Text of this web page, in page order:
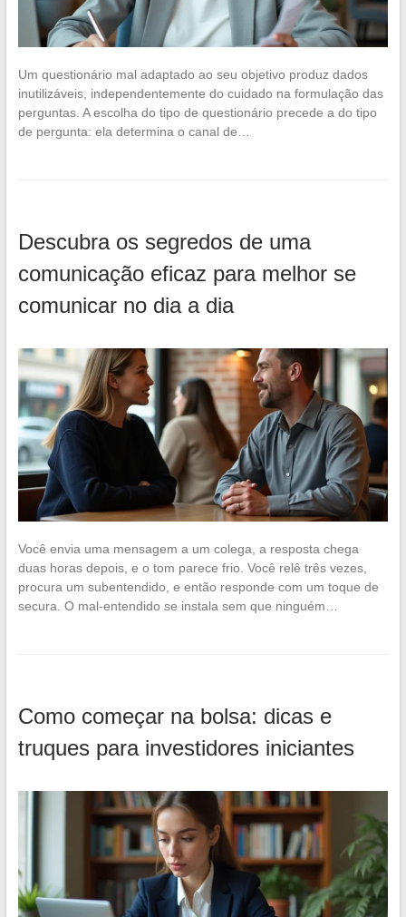
Um questionário mal adaptado ao seu objetivo produz dados
inutilizáveis, independentemente do cuidado na formulação das
perguntas. A escolha do tipo de questionário precede a do tipo
de pergunta: ela determina o canal de…
Descubra os segredos de uma
comunicação eficaz para melhor se
comunicar no dia a dia
Você envia uma mensagem a um colega, a resposta chega
duas horas depois, e o tom parece frio. Você relê três vezes,
procura um subentendido, e então responde com um toque de
secura. O mal-entendido se instala sem que ninguém…
Como começar na bolsa: dicas e
truques para investidores iniciantes